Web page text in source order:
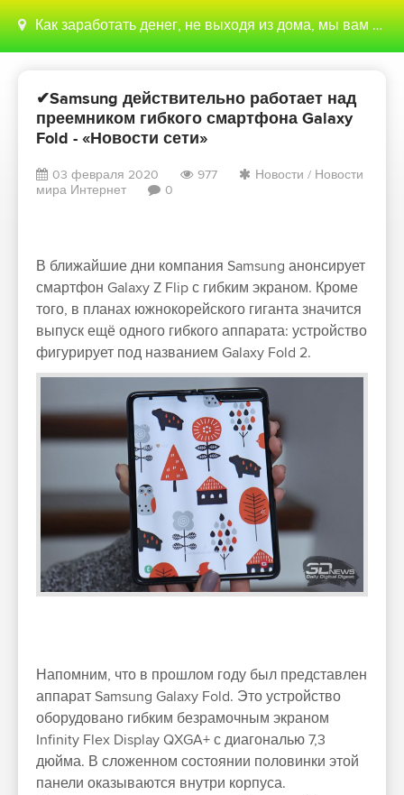
Как заработать денег, не выходя из дома, мы вам поможем с этим разобраться
✔Samsung действительно работает над
преемником гибкого смартфона Galaxy
Fold - «Новости сети»
03 февраля 2020 977 Новости / Новости
мира Интернет
0
В ближайшие дни компания Samsung анонсирует
смартфон Galaxy Z Flip с гибким экраном. Кроме
того, в планах южнокорейского гиганта значится
выпуск ещё одного гибкого аппарата: устройство
фигурирует под названием Galaxy Fold 2.
Напомним, что в прошлом году был представлен
аппарат Samsung Galaxy Fold. Это устройство
оборудовано гибким безрамочным экраном
Infinity Flex Display QXGA+ с диагональю 7,3
дюйма. В сложенном состоянии половинки этой
панели оказываются внутри корпуса.